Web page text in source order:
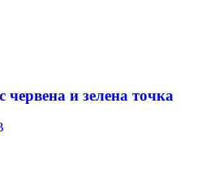
и зелена точка